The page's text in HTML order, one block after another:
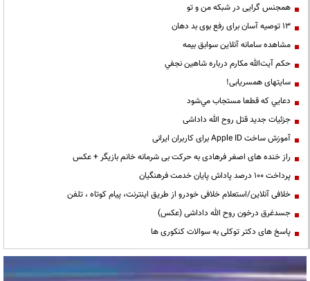
همجنس گرایی در شبکه من و تو
13 توصیه آسان برای رفع بوی بد دهان
مشاهده سامانه آنلاين سوابق بیمه
حكم آيت‌الله مكارم درباره شاهين نجفي
سایتهای همسریابی!
دعايي كه قطعا مستجاب مي‌شود
جزئیات جدید قتل روح الله داداشی
آموزش ساخت Apple ID برای کاربران ایرانی
راز خنده های اصغر فرهادی به حرکت بی شرمانه خانم بازیگر + عکس
پرداخت ۱۰۰ درصد پاداش پایان خدمت فرهنگیان
خلافی آنلاین/استعلام خلافی خودرو از طریق اینترنت، پیام کوتاه ، تلفن
جسدغرق درخون روح الله داداشی (عکس)
پاسخ های دکتر توکلی به سوالات کنکوری ها